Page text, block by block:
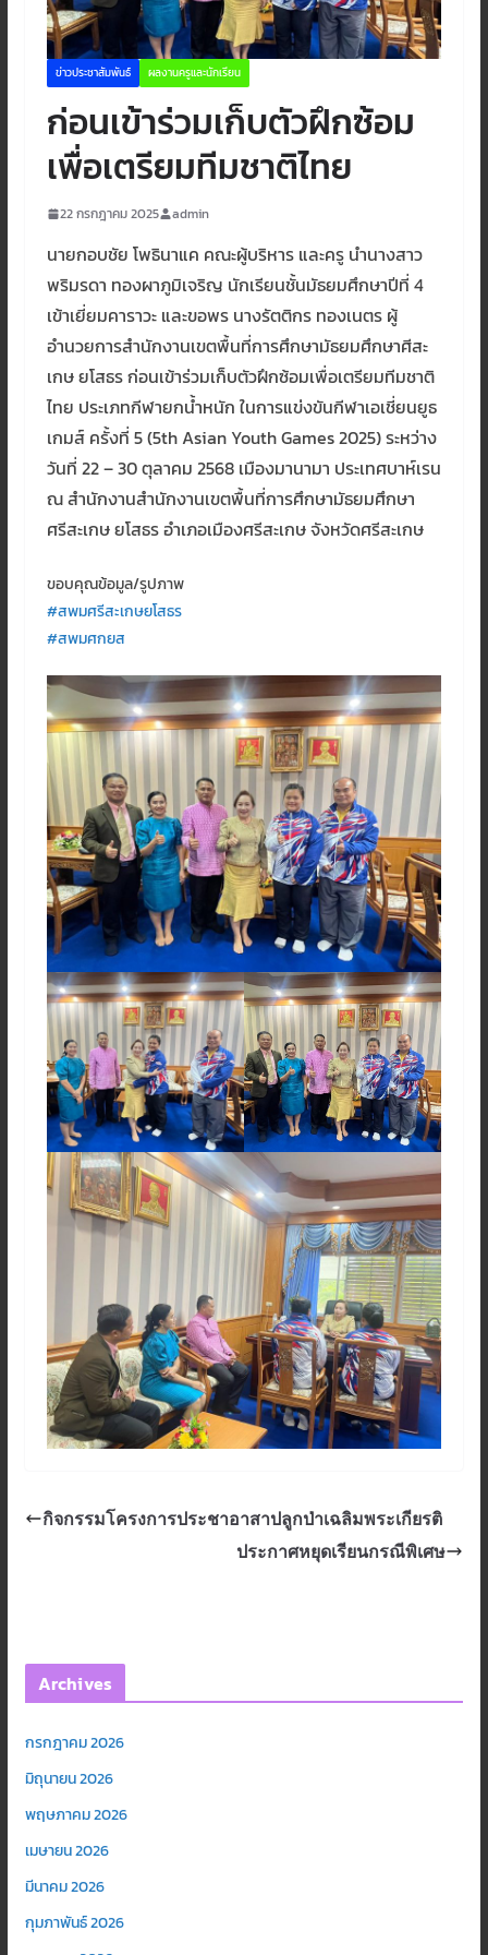
ข่าวประชาสัมพันธ์ ผลงานครูและนักเรียน
ก่อนเข้าร่วมเก็บตัวฝึกซ้อม
เพื่อเตรียมทีมชาติไทย
22 กรกฎาคม 2025 admin
นายกอบชัย โพธินาแค คณะผู้บริหาร และครู นำนางสาว
พริมรดา ทองผาภูมิเจริญ นักเรียนชั้นมัธยมศึกษาปีที่ 4
เข้าเยี่ยมคาราวะ และขอพร นางรัตติกร ทองเนตร ผู้
อำนวยการสำนักงานเขตพื้นที่การศึกษามัธยมศึกษาศีสะ
เกษ ยโสธร ก่อนเข้าร่วมเก็บตัวฝึกซ้อมเพื่อเตรียมทีมชาติ
ไทย ประเภทกีฬายกน้ำหนัก ในการแข่งขันกีฬาเอเชี่ยนยูธ
เกมส์ ครั้งที่ 5 (5th Asian Youth Games 2025) ระหว่าง
วันที่ 22 – 30 ตุลาคม 2568 เมืองมานามา ประเทศบาห์เรน
ณ สำนักงานสำนักงานเขตพื้นที่การศึกษามัธยมศึกษา
ศรีสะเกษ ยโสธร อำเภอเมืองศรีสะเกษ จังหวัดศรีสะเกษ
ขอบคุณข้อมูล/รูปภาพ
#สพมศรีสะเกษยโสธร
#สพมศกยส
กิจกรรมโครงการประชาอาสาปลูกป่าเฉลิมพระเกียรติ
ประกาศหยุดเรียนกรณีพิเศษ
Archives
กรกฎาคม 2026
มิถุนายน 2026
พฤษภาคม 2026
เมษายน 2026
มีนาคม 2026
กุมภาพันธ์ 2026